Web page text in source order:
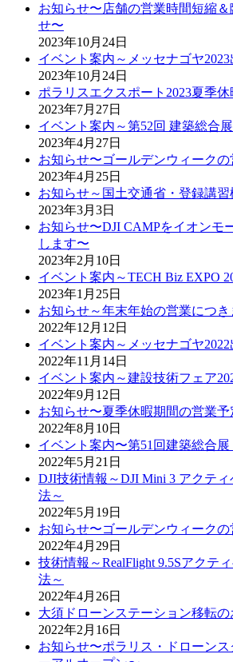
お知らせ〜店舗の営業時間短縮
せ〜
2023年10月24日
イベント案内～メッセナゴヤ2023
2023年10月24日
ポラリスエクスポート2023夏季
2023年7月27日
イベント案内～第52回 建築総合
2023年4月27日
お知らせ〜ゴールデンウィークの
2023年4月25日
お知らせ～国土交通省・登録講習
2023年3月3日
お知らせ〜DJI CAMPをイオンモ
します〜
2023年2月10日
イベント案内～TECH Biz EXPO
2023年1月25日
お知らせ～年末年始の営業につき
2022年12月12日
イベント案内～メッセナゴヤ2022
2022年11月14日
イベント案内～建設技術フェア
2022年9月12日
お知らせ〜夏季休暇期間の営業予
2022年8月10日
イベント案内〜第51回建築総合
2022年5月21日
DJI技術情報～DJI Mini 3 アクテ
法～
2022年5月19日
お知らせ〜ゴールデンウィークの
2022年4月29日
技術情報～RealFlight 9.5Sアクテ
法～
2022年4月26日
大須ドローンステーション移転
2022年2月16日
お知らせ〜ポラリス・ドローンス